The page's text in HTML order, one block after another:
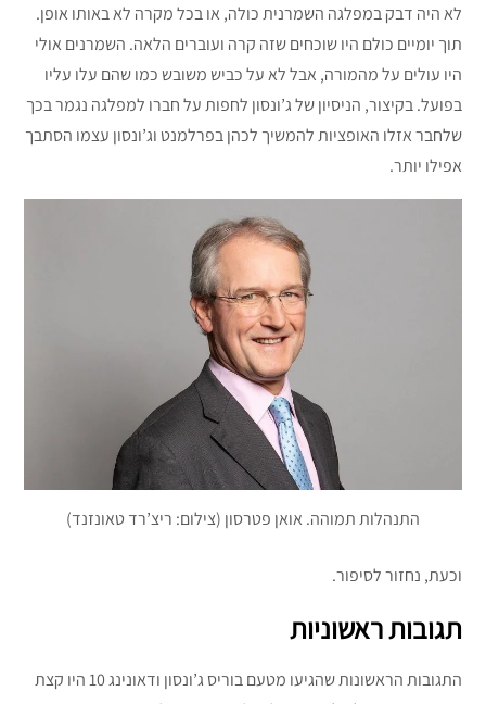
לא היה דבק במפלגה השמרנית כולה, או בכל מקרה לא באותו אופן.
תוך יומיים כולם היו שוכחים שזה קרה ועוברים הלאה. השמרנים אולי
היו עולים על מהמורה, אבל לא על כביש משובש כמו שהם עלו עליו
בפועל. בקיצור, הניסיון של ג’ונסון לחפות על חברו למפלגה נגמר בכך
שלחבר אזלו האופציות להמשיך לכהן בפרלמנט וג’ונסון עצמו הסתבך
אפילו יותר.
התנהלות תמוהה. אואן פטרסון (צילום: ריצ’רד טאונזנד)
וכעת, נחזור לסיפור.
תגובות ראשוניות
התגובות הראשונות שהגיעו מטעם בוריס ג’ונסון ודאונינג 10 היו קצת